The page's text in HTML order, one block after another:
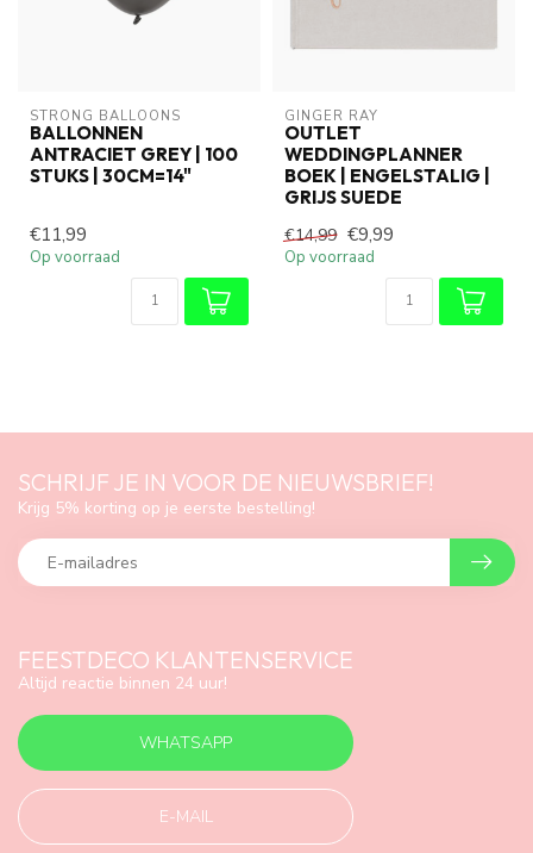
STRONG BALLOONS
BALLONNEN
ANTRACIET GREY | 100
STUKS | 30CM=14"
€11,99
Op voorraad
GINGER RAY
OUTLET
WEDDINGPLANNER
BOEK | ENGELSTALIG |
GRIJS SUEDE
€14,99 €9,99
Op voorraad
FEESTDECO KLANTENSERVICE
Altijd reactie binnen 24 uur!
WHATSAPP
E-MAIL
SCHRIJF JE IN VOOR DE NIEUWSBRIEF!
Krijg 5% korting op je eerste bestelling!